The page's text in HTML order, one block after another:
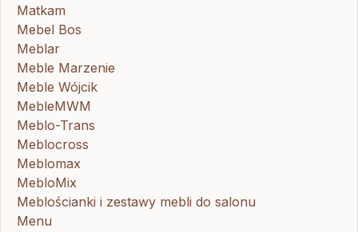
Matkam
Mebel Bos
Meblar
Meble Marzenie
Meble Wójcik
MebleMWM
Meblo-Trans
Meblocross
Meblomax
MebloMix
Meblościanki i zestawy mebli do salonu
Menu